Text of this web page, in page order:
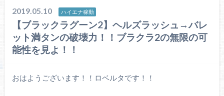
2019.05.10 ハイエナ稼動
【ブラックラグーン2】ヘルズラッシュ→バレ
ット満タンの破壊力！！ブラクラ2の無限の可
能性を見よ！！
おはようございます！！ロベルタです！！